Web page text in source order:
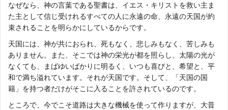
なぜなら、神の言葉である聖書は、イエス・キリストを救い主ま
た主として信じ受けれるすべての人に永遠の命、永遠の天国が約
束されることを明らかにしているからです。
天国には、神が共におられ、死もなく、悲しみもなく、苦しみも
ありません。また、そこでは神の栄光が都を照らし、太陽の光が
なくても、まばゆいばかりに明るく、いつも喜びと、希望と、平
和で満ち溢れています。それが天国です。そして、「天国の国
籍」を持つ者だけがそこに入ることを許されているのです。
ところで、今でこそ道路は大きな機械を使って作りますが、大昔